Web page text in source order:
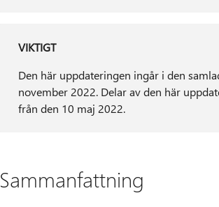
VIKTIGT
Den här uppdateringen ingår i den
november 2022. Delar av den här
från den 10 maj 2022.
Sammanfattning